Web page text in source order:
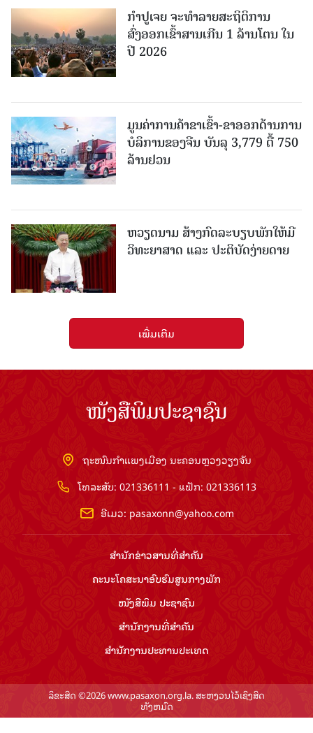
ກຳປູເຈຍ ຈະທຳລາຍສະຖິຕິການ
ສົ່ງອອກເຂົ້າສານເກີນ 1 ລ້ານໂຕນ ໃນ
ປີ 2026
ມູນຄ່າການຄ້າຂາເຂົ້າ-ຂາອອກດ້ານການ
ບໍລິການຂອງຈີນ ບັນລຸ 3,779 ຕື້ 750
ລ້ານຢວນ
ຫວຽດນາມ ສ້າງກົດລະບຽບພັກໃຫ້ມີ
ວິທະຍາສາດ ແລະ ປະຕິບັດງ່າຍດາຍ
ເພີ່ມເຕີມ
ໜັງສືພິມປະຊາຊົນ
ຖະໜົນກຳແພງເມືອງ ນະຄອນຫຼວງວຽງຈັນ
ໂທລະສັບ: 021336111 - ແຟັກ: 021336113
ອີເມວ: pasaxonn@yahoo.com
ສຳ​ນັກ​ຂ່າວ​ສານ​ທີ່​ສຳ​ຄັນ​
ຄະນະໂຄສະນາອົບຮົມ​ສູນ​ກາງ​ພັກ
ໜັງສືພິມ ປະ​ຊາ​ຊົນ
ສຳ​ນັກ​ງານ​ທີ່​ສຳ​ຄັນ
ສຳ​ນັກ​ງານ​ປະ​ທານ​ປະ​ເທດ
ລິຂະສິດ ©2026 www.pasaxon.org.la. ສະຫງວນໄວ້ເຊິງສິດ
ທັງຫມົດ